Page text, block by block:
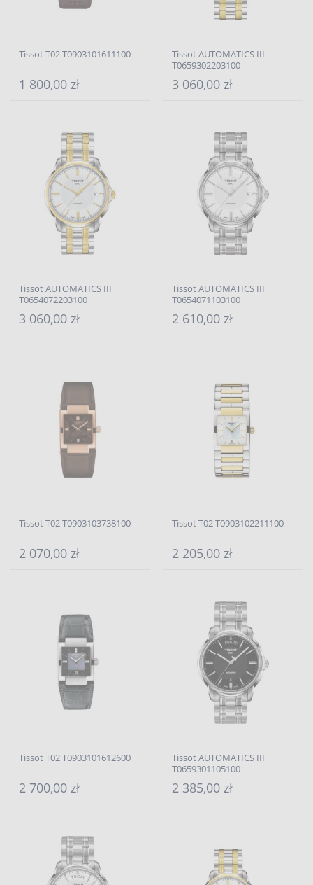
Tissot T02 T0903101611100
1 800,00 zł
Tissot AUTOMATICS III
T0659302203100
3 060,00 zł
Tissot AUTOMATICS III
T0654072203100
3 060,00 zł
Tissot AUTOMATICS III
T0654071103100
2 610,00 zł
Tissot T02 T0903103738100
2 070,00 zł
Tissot T02 T0903102211100
2 205,00 zł
Tissot T02 T0903101612600
2 700,00 zł
Tissot AUTOMATICS III
T0659301105100
2 385,00 zł